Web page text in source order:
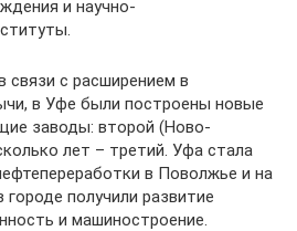
и научно-
связи с расширением в
в Уфе были построены новые
заводы: второй (Ново-
лет – третий. Уфа стала
в Поволжье и на
получили развитие
и машиностроение.